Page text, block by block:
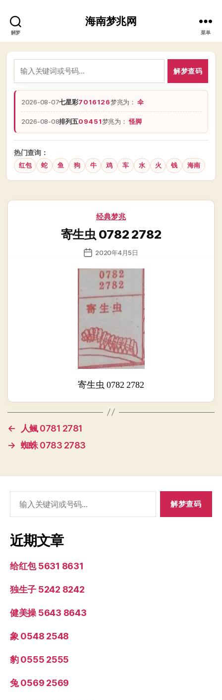
解梦
海南梦兆网
菜单
解梦查码
2026-08-07七星彩7016126梦兆为：伞
2026-08-08排列五09451梦兆为：怪脚
热门查询：
红包 蛇 鱼 狗 牛 鸡 车 水 火 钱 海南
分
经典梦兆
寄生虫 0782 2782
发
日
2020年4月5日
寄生虫 0782 2782
←
人鲺 0781 2781
→ 蜘蛛 0783 2783
索：
近期文章
给红包 5631 8631
独生子 5242 8242
健美操 5643 8643
象 0548 2548
豹 0555 2555
兔 0569 2569